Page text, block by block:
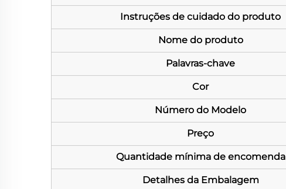
Instruções de cuidado do produto
Nome do produto
Palavras-chave
Cor
Número do Modelo
Preço
Quantidade mínima de encomenda
Detalhes da Embalagem